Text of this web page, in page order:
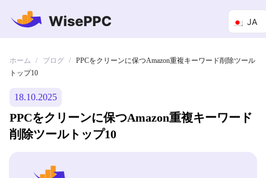
JA
ホーム / ブログ /
PPCをクリーンに保つAmazon重複キーワード削除ツール
トップ10
18.10.2025
PPCをクリーンに保つAmazon重複キーワード
削除ツールトップ10